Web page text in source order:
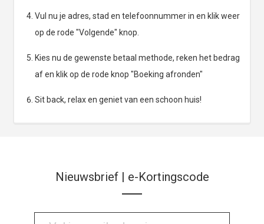
Vul nu je adres, stad en telefoonnummer in en klik weer
op de rode "Volgende" knop.
Kies nu de gewenste betaal methode, reken het bedrag
af en klik op de rode knop "Boeking afronden"
Sit back, relax en geniet van een schoon huis!
Nieuwsbrief | e-Kortingscode